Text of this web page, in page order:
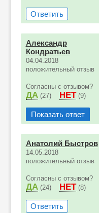
Ответить
Александр
Кондратьев
04.04.2018
положительный отзыв
Согласны с отзывом?
ДА (27) НЕТ (9)
Показать ответ
Анатолий Быстров
14.05.2018
положительный отзыв
Согласны с отзывом?
ДА (24) НЕТ (8)
Ответить